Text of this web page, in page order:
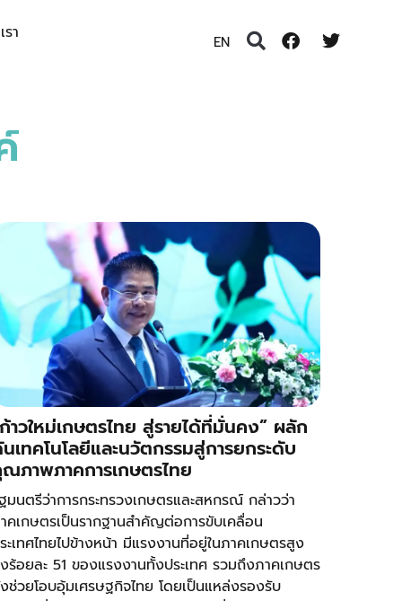
า EN
าวใหม่เกษตรไทย สู่รายได้ที่มั่นคง” ผลัก
เทคโนโลยีและนวัตกรรมสู่การยกระดับ
ภาพภาคการเกษตรไทย
มนตรีว่าการกระทรวงเกษตรและสหกรณ์ กล่าวว่า
คเกษตรเป็นรากฐานสำคัญต่อการขับเคลื่อน
ะเทศไทยไปข้างหน้า มีแรงงานที่อยู่ในภาคเกษตรสูง
ร้อยละ 51 ของแรงงานทั้งประเทศ รวมถึงภาคเกษตร
ช่วยโอบอุ้มเศรษฐกิจไทย โดยเป็นแหล่งรองรับ